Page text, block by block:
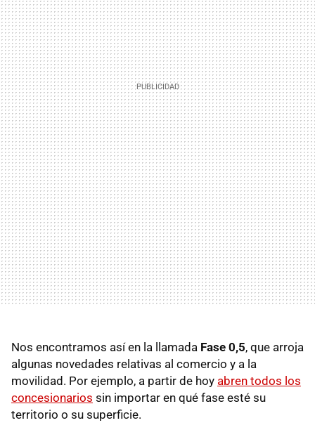
Nos encontramos así en la llamada Fase 0,5, que arroja
algunas novedades relativas al comercio y a la
movilidad. Por ejemplo, a partir de hoy abren todos los
concesionarios sin importar en qué fase esté su
territorio o su superficie.